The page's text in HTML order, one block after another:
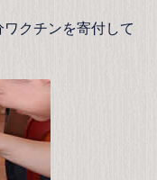
クチンを寄付して